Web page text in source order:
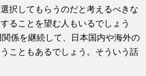
択してもらうのだと考えるべきな
ることを望む人もいるでしょう
係を継続して、日本国内や海外の
こともあるでしょう。そういう話